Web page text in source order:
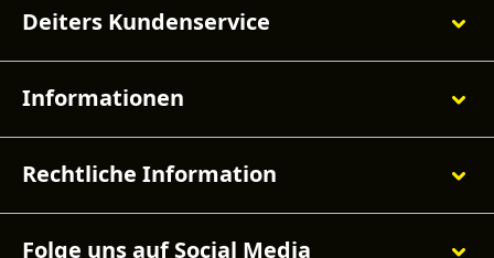
Deiters Kundenservice
Informationen
Rechtliche Information
Folge uns auf Social Media